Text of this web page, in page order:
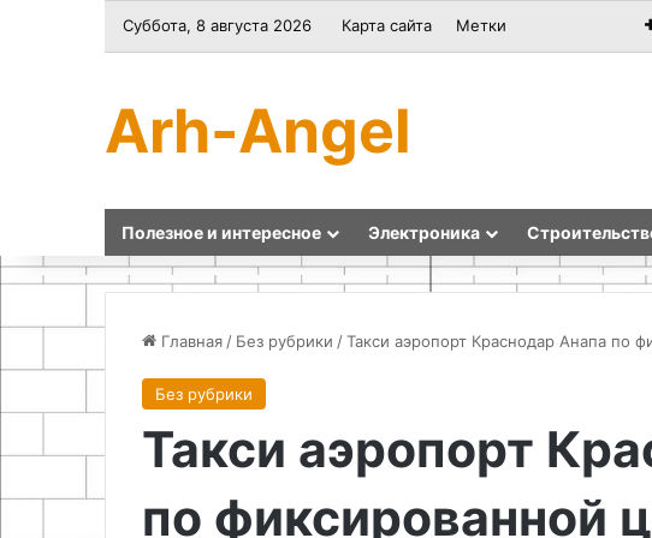
Суббота, 8 августа 2026 Карта сайта Метки
Arh-Angel
Полезное и интересное Электроника
Главная / Без рубрики /Такси аэропорт Краснодар Анапа по
Без рубрики
Такси аэропорт
по фиксированной
сделать
запасные
для